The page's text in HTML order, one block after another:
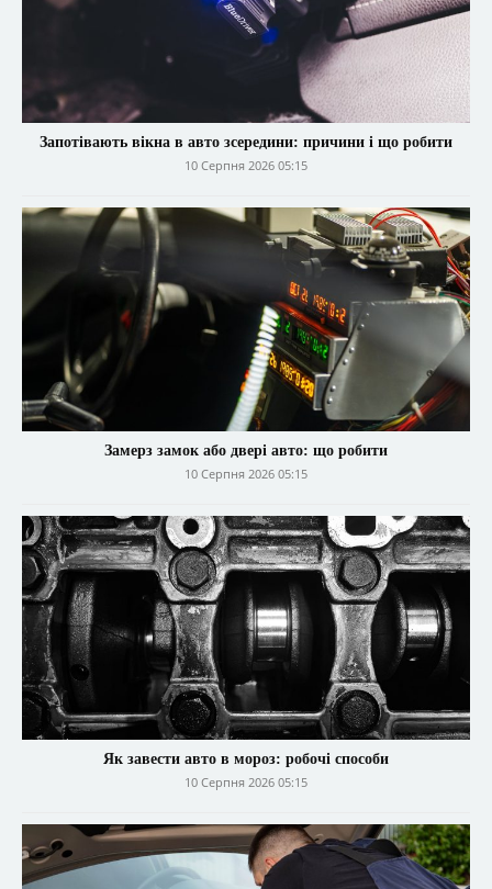
Запотівають вікна в авто зсередини: причини і що робити
10 Серпня 2026 05:15
Замерз замок або двері авто: що робити
10 Серпня 2026 05:15
Як завести авто в мороз: робочі способи
10 Серпня 2026 05:15